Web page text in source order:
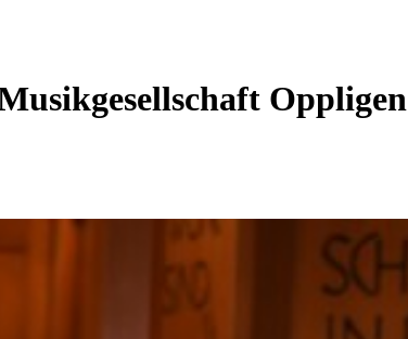
Oppligen